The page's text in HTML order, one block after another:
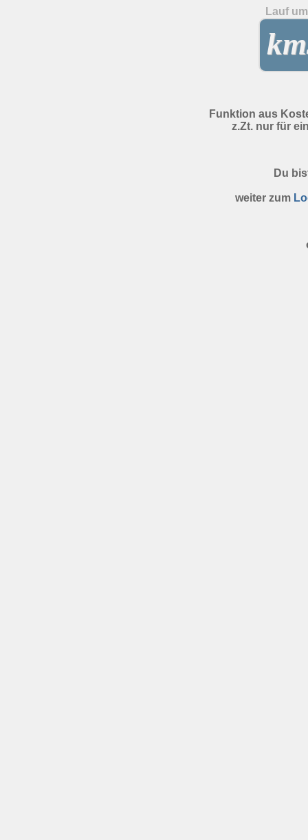
Lauf
Funktion aus
z.Zt. nur für
Du
weiter zum